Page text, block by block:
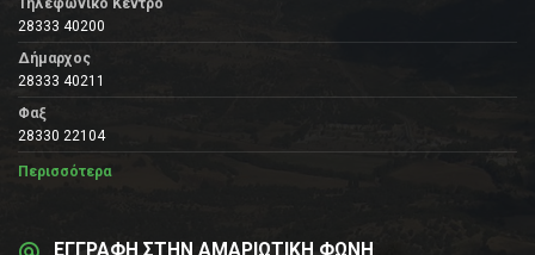
Τηλεφωνικό Κέντρο
28333 40200
Δήμαρχος
28333 40211
Φαξ
28330 22104
Περισσότερα
ΕΓΓΡΑΦΗ ΣΤΗΝ ΑΜΑΡΙΩΤΙΚΗ ΦΩΝΗ